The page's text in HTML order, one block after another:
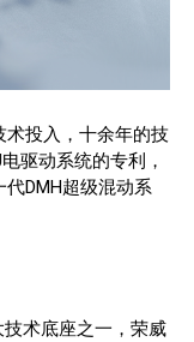
术投入，十余年的技
驱动系统的专利，
DMH超级混动系
术底座之一，荣威